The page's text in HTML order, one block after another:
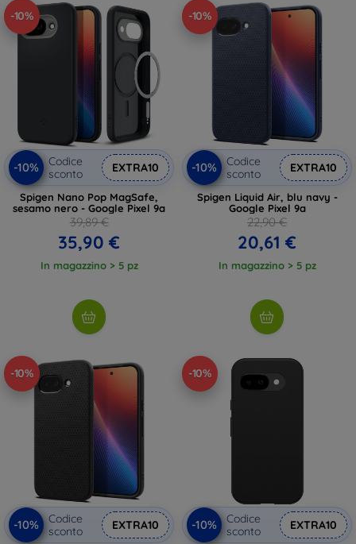
-10%
-10%
Codice
sconto
EXTRA10
Spigen Nano Pop MagSafe,
sesamo nero - Google Pixel 9a
39,89 €
35,90 €
In magazzino > 5 pz
-10%
-10%
Codice
sconto
EXTRA10
Spigen Liquid Air, blu navy -
Google Pixel 9a
22,90 €
20,61 €
In magazzino > 5 pz
-10%
-10%
Codice
sconto
EXTRA10
-10%
-10%
Codice
sconto
EXTRA10